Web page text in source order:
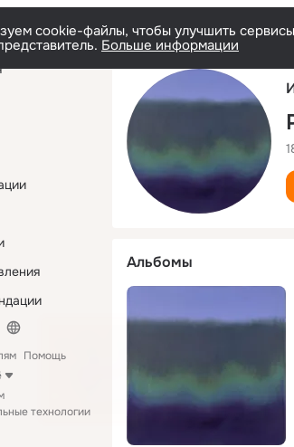
cookie-файлы, чтобы улучшить
Больше информации
Помощь
технологии
Альбомы